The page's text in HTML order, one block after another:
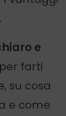
e
farti
su cosa
e come